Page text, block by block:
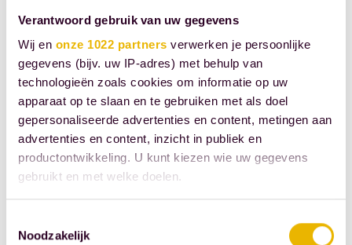
Verantwoord gebruik van uw gegevens
Wij en onze 1022 partners verwerken je persoonlijke
gegevens (bijv. uw IP-adres) met behulp van
technologieën zoals cookies om informatie op uw
apparaat op te slaan en te gebruiken met als doel
gepersonaliseerde advertenties en content, metingen aan
advertenties en content, inzicht in publiek en
productontwikkeling. U kunt kiezen wie uw gegevens
gebruikt en met welke doelen.
Informatie verzamelen over uw geografische
Noodzakelijk
Denise).
En er is nog een andere
‘reddingsboei’ in de wet
opgenomen, namelijk de
zogenaamde ‘wilsrechten’.
Deze bieden soms een
oplossing als een nieuwe
overlijden van Aart besluit